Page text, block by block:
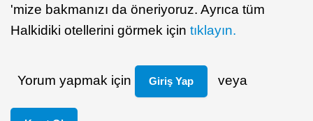
'mize bakmanızı da öneriyoruz. Ayrıca tüm
Halkidiki otellerini görmek için tıklayın.
Yorum yapmak için Giriş Yap veya